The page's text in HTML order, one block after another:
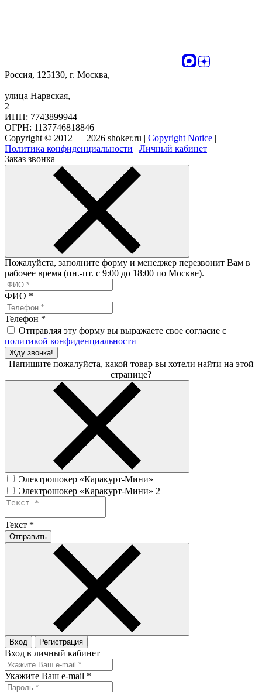
Россия, 125130, г. Москва,
улица Нарвская,
2
ИНН: 7743899944
ОГРН: 1137746818846
Copyright © 2012 — 2026 shoker.ru | Copyright Notice |
Политика конфиденциальности | Личный кабинет
Заказ звонка
Пожалуйста, заполните форму и менеджер перезвонит Вам в
рабочее время (пн.-пт. с 9:00 до 18:00 по Москве).
ФИО *
Телефон *
Отправляя эту форму вы выражаете свое согласие с
политикой конфиденциальности
Жду звонка!
Напишите пожалуйста, какой товар вы хотели найти на этой
странице?
Электрошокер «Каракурт-Мини»
Электрошокер «Каракурт-Мини» 2
Текст *
Отправить
Вход Регистрация
Вход в личный кабинет
Укажите Ваш e-mail *